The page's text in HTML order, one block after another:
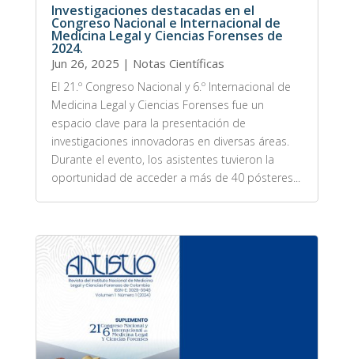
Investigaciones destacadas en el
Congreso Nacional e Internacional de
Medicina Legal y Ciencias Forenses de
2024.
Jun 26, 2025 | Notas Científicas
El 21.º Congreso Nacional y 6.º Internacional de
Medicina Legal y Ciencias Forenses fue un
espacio clave para la presentación de
investigaciones innovadoras en diversas áreas.
Durante el evento, los asistentes tuvieron la
oportunidad de acceder a más de 40 pósteres...